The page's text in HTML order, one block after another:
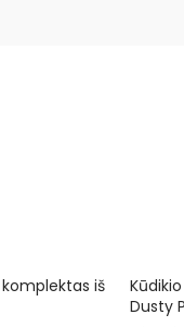
iš
Dusty